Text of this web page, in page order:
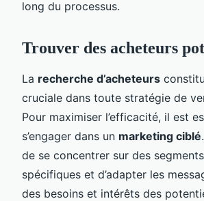
long du processus.
Trouver des acheteurs
La recherche d’acheteurs
cruciale dans toute stratégie de
Pour maximiser l’efficacité, il est
s’engager dans un marketing ciblé
de se concentrer sur des
spécifiques et d’adapter les
des besoins et intérêts des